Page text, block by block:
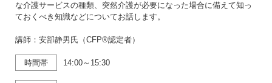
な介護サービスの種類、突然介護が必要になった場合に備えて知っ
ておくべき知識などについてお話します。
講師：安部静男氏（CFP®認定者）
時間帯 14:00～15:30